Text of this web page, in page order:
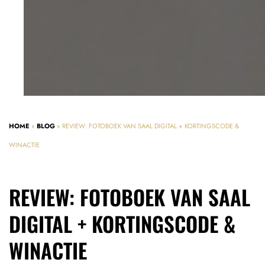
HOME » BLOG » REVIEW: FOTOBOEK VAN SAAL DIGITAL + KORTINGSCODE &
WINACTIE
REVIEW: FOTOBOEK VAN SAAL
DIGITAL + KORTINGSCODE &
WINACTIE